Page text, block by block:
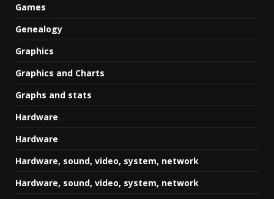
Games
Genealogy
Graphics
Graphics and Charts
Graphs and stats
Hardware
Hardware
Hardware, sound, video, system, network
Hardware, sound, video, system, network